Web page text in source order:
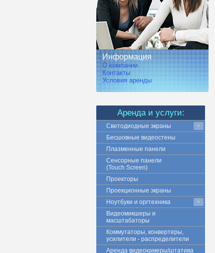
Информация
О компании
Контакты
Условия аренды
Аренда и услуги:
+
Светодиодные экраны
Бесшовные видеостены
Плазменные панели
Сенсорные панели
(Touch Screen)
Проекторы
Проекционные экраны
+
Ноутбуки и оргтехника
Видеомикшеры и
масштабаторы
Коммутаторы, конвертеры,
усилители - распределители
Аренда видеокамеры/штатива